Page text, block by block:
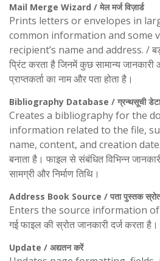
Mail Merge Wizard / मेल मर्ज विज़ार्ड
Prints letters or envelopes in
common information and some
recipient’s name and address. /
प्रिंट करता है जिनमें कुछ सामान्य
प्राप्तकर्ता का नाम और पता होता है।
Bibliography Database / ग्रन्थसूची
Creates a bibliography for the
information related to the file,
name, content, and creation date.
बनाता है। फाइल से संबंधित विभिन्न
सामग्री और निर्माण तिथि।
Address Book Source / पता पुस्तक
Enters the source information of
गई फाइल की स्रोत जानकारी दर्ज करता है।
Update / अद्यतन करें